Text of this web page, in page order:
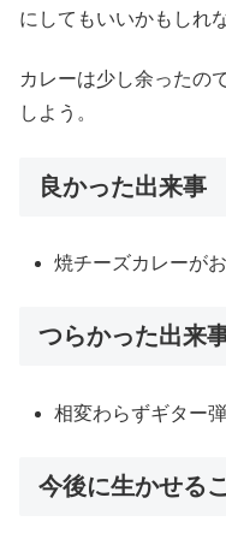
にしてもいいかもしれ
カレーは少し余ったの
しよう。
良かった出来事
焼チーズカレーが
つらかった出来
相変わらずギター
今後に生かせる